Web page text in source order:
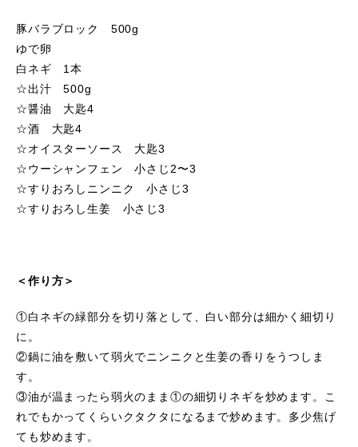
豚バラブロック 500g
ゆで卵
白ネギ 1本
☆出汁 500g
☆醤油 大匙4
☆酒 大匙4
☆オイスターソース 大匙3
☆ウーシャンフェン 小さじ2〜3
☆すりおろしニンニク 小さじ3
☆すりおろし生姜 小さじ3
＜作り方＞
①白ネギの緑部分を切り落として、白い部分は細かく細切り
に。
②鍋に油を敷いて弱火でニンニクと生姜の香りをうつしま
す。
③油が温まったら弱火のまま①の細切りネギを炒めます。こ
れでもかってくらいクタクタになるまで炒めます。多少焦げ
ても炒めます。